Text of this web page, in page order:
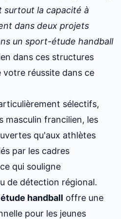
surtout la capacité à
dans deux projets
un sport-étude handball
dans ces structures
votre réussite dans ce
sélectifs,
masculin francilien, les
qu'aux athlètes
par les cadres
qui souligne
de détection régional.
handball offre une
pour les jeunes